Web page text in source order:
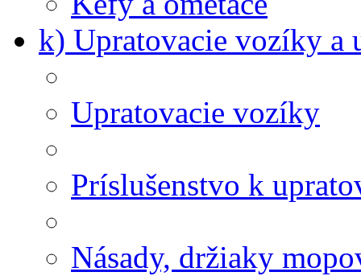
k) Upratovacie vozíky a
Upratovacie vozíky
Príslušenstvo k
Násady, držiaky